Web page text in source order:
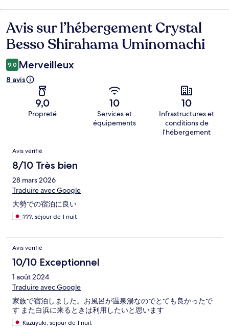
Avis
Avis sur l’hébergement Crystal
Besso Shirahama Uminomachi
9,0 Merveilleux
8 avis
9,0
Propreté
10
Services et
équipements
10
Infrastructures et
conditions de
l’hébergement
Avis
Avis vérifié
8/10 Très bien
28 mars 2026
Traduire avec Google
大勢での宿泊に良い
???, séjour de 1 nuit
Avis vérifié
10/10 Exceptionnel
1 août 2024
Traduire avec Google
家族で宿泊しました。お風呂が温泉湯なのでとても良かったで
す また白浜に来るときは利用したいと思います
Kazuyuki, séjour de 1 nuit